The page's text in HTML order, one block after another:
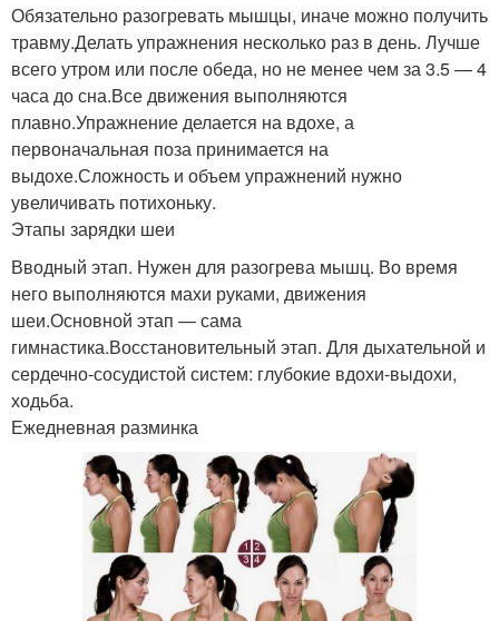
Обязательно разогревать мышцы, иначе можно получить
травму.Делать упражнения несколько раз в день. Лучше
всего утром или после обеда, но не менее чем за 3.5 — 4
часа до сна.Все движения выполняются
плавно.Упражнение делается на вдохе, а
первоначальная поза принимается на
выдохе.Сложность и объем упражнений нужно
увеличивать потихоньку.
Этапы зарядки шеи
Вводный этап. Нужен для разогрева мышц. Во время
него выполняются махи руками, движения
шеи.Основной этап — сама
гимнастика.Восстановительный этап. Для дыхательной и
сердечно-сосудистой систем: глубокие вдохи-выдохи,
ходьба.
Ежедневная разминка